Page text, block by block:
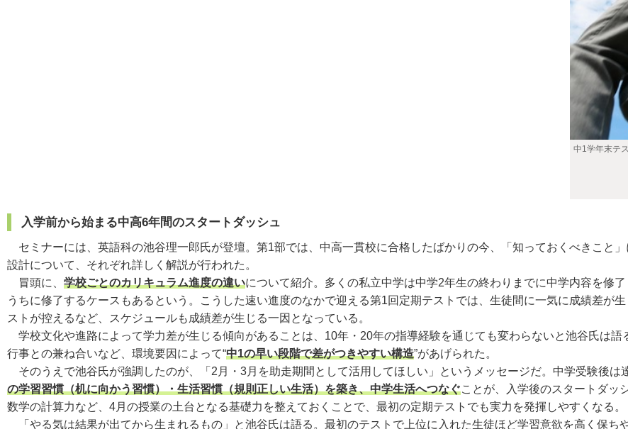
中1学年末テ
入学前から始まる中高6年間のスタートダッシュ
セミナーには、英語科の池谷理一郎氏が登壇。第1部では、中高一貫校に合格したばかりの今、「知っておくべきこと
設計について、それぞれ詳しく解説が行われた。
冒頭に、 学校ごとのカリキュラム進度の違いについて紹介。多くの私立中学は中学2年生の終わりまでに中学内容を修
うちに修了するケースもあるという。こうした速い進度のなかで迎える第1回定期テストでは、生徒間に一気に成績差が
ストが控えるなど、スケジュールも成績差が生じる一因となっている。
学校文化や進路によって学力差が生じる傾向があることは、10年・20年の指導経験を通じても変わらないと池谷氏は語
行事との兼ね合いなど、環境要因によって“中1の早い段階で差がつきやすい構造”があげられた。
そのうえで池谷氏が強調したのが、「2月・3月を助走期間として活用してほしい」というメッセージだ。中学受験後は
の学習習慣（机に向かう習慣）・生活習慣（規則正しい生活）を築き、中学生活へつなぐことが、入学後のスタートダッ
数学の計算力など、4月の授業の土台となる基礎力を整えておくことで、最初の定期テストでも実力を発揮しやすくなる。
「やる気は結果が出てから生まれるもの」と池谷氏は語る。最初のテストで上位に入れた生徒ほど学習意欲を高く保ち